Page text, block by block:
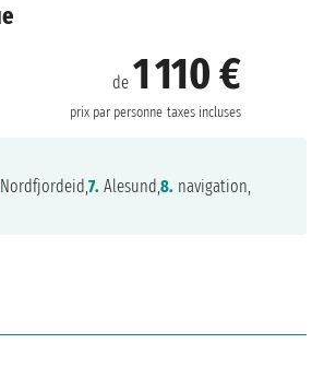
de 1 110 €
prix par personne taxes incluses
Nordfjordeid,7. Alesund,8. navigation,